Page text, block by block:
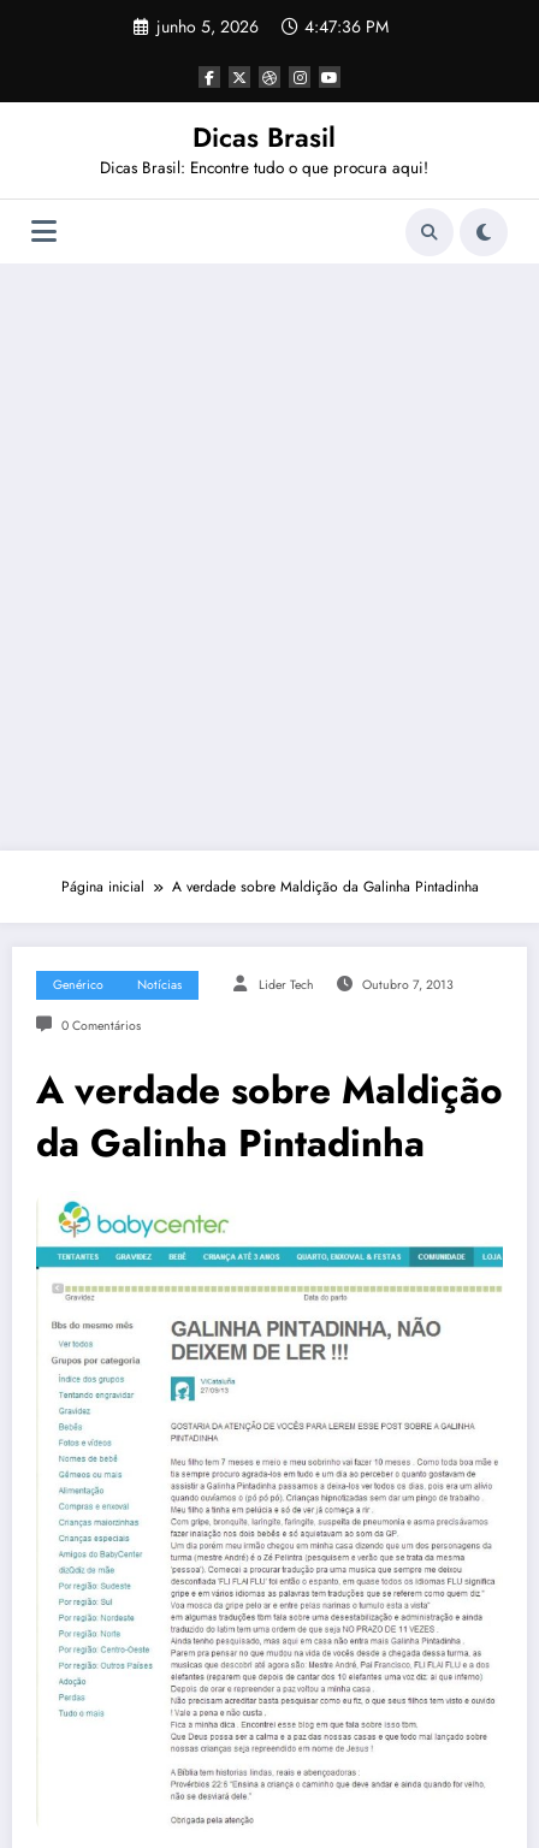
junho 5, 2026 4:47:37 PM
Dicas Brasil
Dicas Brasil: Encontre tudo o que procura aqui!
Página inicial A verdade sobre Maldição da Galinha Pintadinha
Genérico Notícias Lider Tech Outubro 7, 2013
0 Comentários
A verdade sobre Maldição
da Galinha Pintadinha